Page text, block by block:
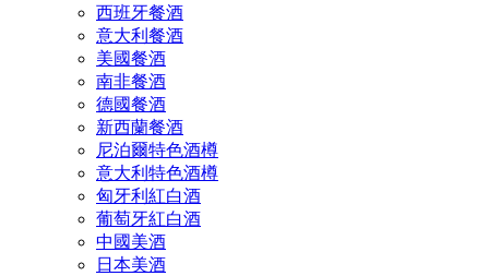
西班牙餐酒
意大利餐酒
美國餐酒
南非餐酒
德國餐酒
新西蘭餐酒
尼泊爾特色酒樽
意大利特色酒樽
匈牙利紅白酒
葡萄牙紅白酒
中國美酒
日本美酒